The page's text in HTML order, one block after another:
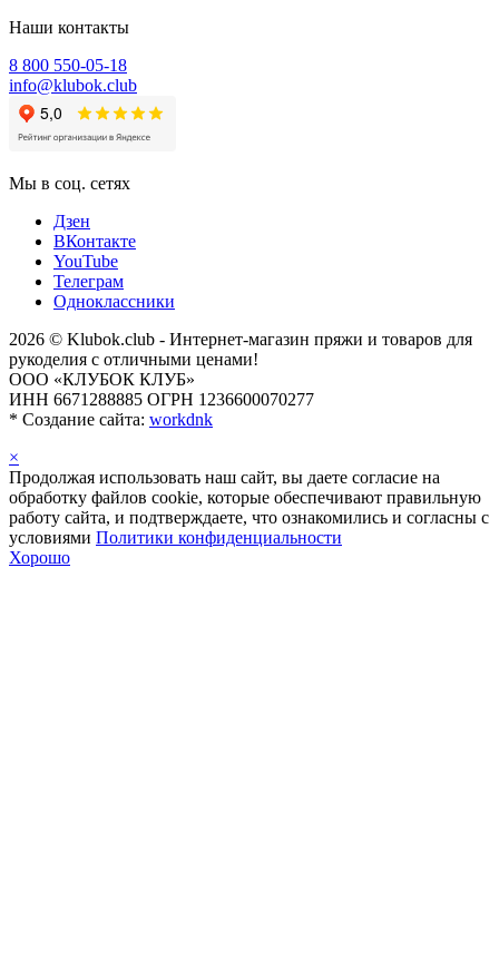
Наши контакты
8 800 550-05-18
info@klubok.club
Мы в соц. сетях
Дзен
ВКонтакте
YouTube
Телеграм
Одноклассники
2026 © Klubok.club - Интернет-магазин пряжи и товаров для
рукоделия с отличными ценами!
ООО «КЛУБОК КЛУБ»
ИНН 6671288885 ОГРН 1236600070277
* Создание сайта: workdnk
×
Продолжая использовать наш сайт, вы даете согласие на
обработку файлов cookie, которые обеспечивают правильную
работу сайта, и подтверждаете, что ознакомились и согласны с
условиями Политики конфиденциальности
Хорошо